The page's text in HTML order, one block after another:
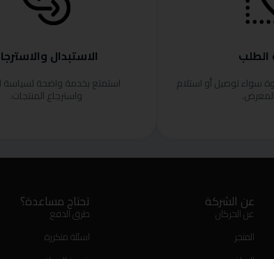
الطلب
سواء توصيل أو استلام
الاستبدال
استمتع بخدمة واضحة لسياسة
واسترجاع المنتجات.
عن الشركة
عن الحركان
المتجر
تحتاج مساعدة؟
طرق الدفع
اسئلة متكررة